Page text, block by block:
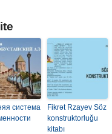
система
Fikrət Rzayev Söz
konstruktorluğu
kitabı